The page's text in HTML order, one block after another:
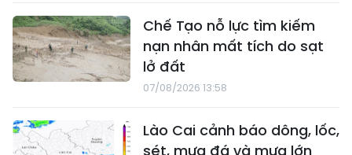
Chế Tạo nỗ lực tìm kiếm
nạn nhân mất tích do sạt
lở đất
07/08/2026 13:58
Lào Cai cảnh báo dông, lốc,
sét, mưa đá và mưa lớn